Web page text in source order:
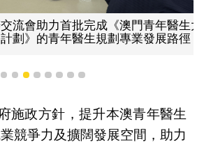
首批完成《澳門青年醫生大灣區進
年醫生規劃專業發展路徑
2 3 4 5 6 7 8 9
施政方針，提升本澳青年醫生
競爭力及擴闊發展空間，助力